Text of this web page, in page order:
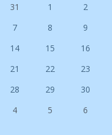
31 1
2
7 8
9
14 15
16
21 22
23
28 29
30
4 5 6